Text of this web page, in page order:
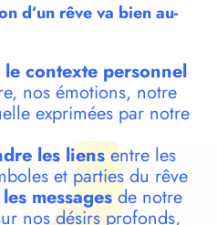
d’un rêve va bien au-
contexte personnel
nos émotions, notre
exprimées par notre
les liensentre les
et parties du rêve
messagesde notre
nos désirs profonds,